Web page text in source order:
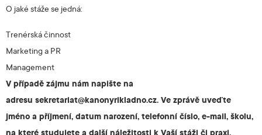
O jaké stáže se jedná:
Trenérská činnost
Marketing a PR
Management
V případě zájmu nám napište na
adresu sekretariat@kanonyrikladno.cz. Ve zprávě uveďte
jméno a příjmení, datum narození, telefonní číslo, e-mail, školu,